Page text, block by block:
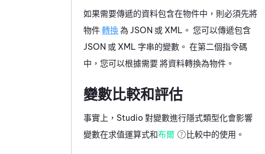
如果需要傳遞的資料包含在物件中，則必須先將
物件轉換為 JSON 或 XML。 您可以傳遞包含
JSON 或 XML 字串的變數。 在第二個指令碼
中，您可以根據需要將資料轉換為物件。
變數比較和評估
事實上， Studio 對變數進行隱式類型化會影響
變數在求值運算式和布爾 比較中的使用。